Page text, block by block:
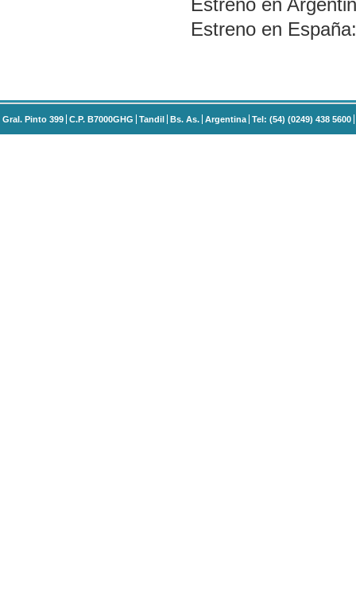
Estreno en
Estreno en
Gral. Pinto 399 C.P. B7000GHG Tandil Bs. As. Argentina Tel: (54) (0249) 438 5600